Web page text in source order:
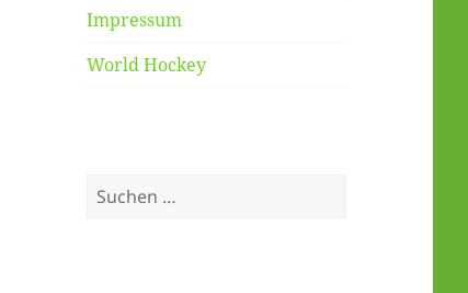
Impressum
World Hockey
Suche
nach: